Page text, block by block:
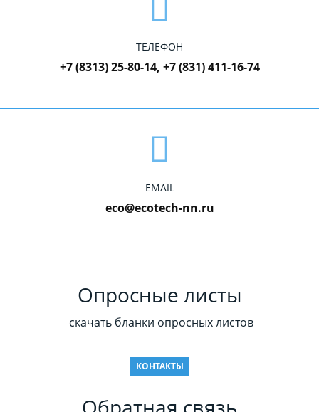
ТЕЛЕФОН
+7 (8313) 25-80-14, +7 (831) 411-16-74
EMAIL
eco@ecotech-nn.ru
Опросные листы
скачать бланки опросных листов
КОНТАКТЫ